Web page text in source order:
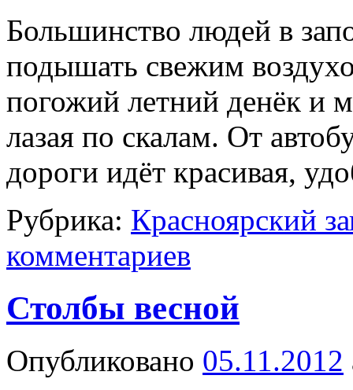
Большинство людей в
подышать свежим
погожий летний денёк и
лазая по скалам. От
дороги идёт красивая,
Рубрика: Красноярский
комментариев
Столбы весной
Опубликовано 05.11.2012